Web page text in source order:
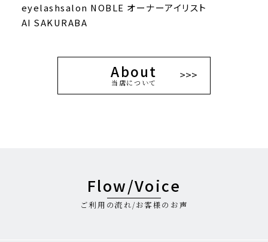
2021.03.30
アイブロウメニューの価格変更のお知らせ
eyelashsalon NOBLE オーナーアイリスト
AI SAKURABA
About
当店について
Flow/Voice
ご利用の流れ/お客様のお声